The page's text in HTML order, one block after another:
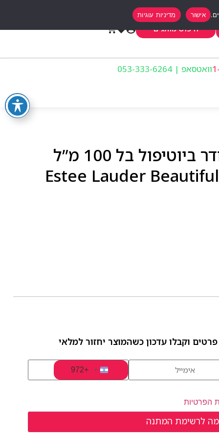
חיפוש מותגים
וואטסאפ | 053-333-6264
בושם לאשה אסתי לאודר ביוטיפול בל 100 מ”ל
Estee Lauder
וקבלו עדכון כשהמוצר יחזור למלאי
Israel +972
+972
הפרטיות
אישור מדיניות עוגיות